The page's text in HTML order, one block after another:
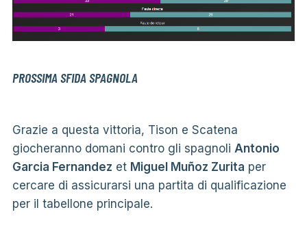
PROSSIMA SFIDA SPAGNOLA
Grazie a questa vittoria, Tison e Scatena
giocheranno domani contro gli spagnoli Antonio
Garcia Fernandez et Miguel Muñoz Zurita per
cercare di assicurarsi una partita di qualificazione
per il tabellone principale.